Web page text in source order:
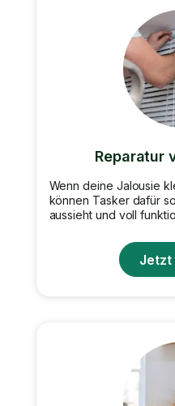
Reparatur
Wenn deine Jalousie
können Tasker dafür
aussieht und voll
Jetzt